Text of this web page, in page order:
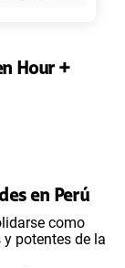
S/69.90
Hour +
en Perú
como
potentes de la